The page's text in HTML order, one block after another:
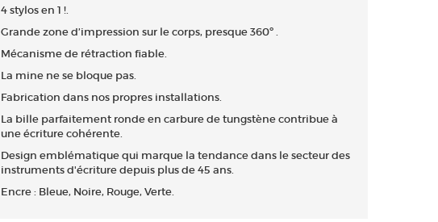
4 stylos en 1 !.
Grande zone d’impression sur le corps, presque 360º .
Mécanisme de rétraction fiable.
La mine ne se bloque pas.
Fabrication dans nos propres installations.
La bille parfaitement ronde en carbure de tungstène contribue à
une écriture cohérente.
Design emblématique qui marque la tendance dans le secteur des
instruments d'écriture depuis plus de 45 ans.
Encre : Bleue, Noire, Rouge, Verte.